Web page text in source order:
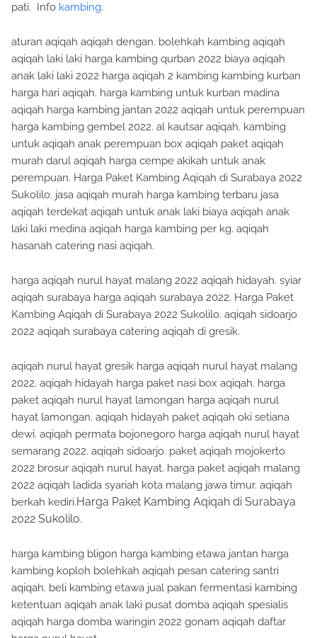
pati. Info kambing.
aturan aqiqah aqiqah dengan. bolehkah kambing aqiqah
aqiqah laki laki harga kambing qurban 2022 biaya aqiqah
anak laki laki 2022 harga aqiqah 2 kambing kambing kurban
harga hari aqiqah. harga kambing untuk kurban madina
aqiqah harga kambing jantan 2022 aqiqah untuk perempuan
harga kambing gembel 2022. al kautsar aqiqah. kambing
untuk aqiqah anak perempuan box aqiqah paket aqiqah
murah darul aqiqah harga cempe akikah untuk anak
perempuan. Harga Paket Kambing Aqiqah di Surabaya 2022
Sukolilo. jasa aqiqah murah harga kambing terbaru jasa
aqiqah terdekat aqiqah untuk anak laki biaya aqiqah anak
laki laki medina aqiqah harga kambing per kg. aqiqah
hasanah catering nasi aqiqah.
harga aqiqah nurul hayat malang 2022 aqiqah hidayah. syiar
aqiqah surabaya harga aqiqah surabaya 2022. Harga Paket
Kambing Aqiqah di Surabaya 2022 Sukolilo. aqiqah sidoarjo
2022 aqiqah surabaya catering aqiqah di gresik.
aqiqah nurul hayat gresik harga aqiqah nurul hayat malang
2022. aqiqah hidayah harga paket nasi box aqiqah. harga
paket aqiqah nurul hayat lamongan harga aqiqah nurul
hayat lamongan. aqiqah hidayah paket aqiqah oki setiana
dewi. aqiqah permata bojonegoro harga aqiqah nurul hayat
semarang 2022. aqiqah sidoarjo. paket aqiqah mojokerto
2022 brosur aqiqah nurul hayat. harga paket aqiqah malang
2022 aqiqah ladida syariah kota malang jawa timur. aqiqah
berkah kediri.Harga Paket Kambing Aqiqah di Surabaya
2022 Sukolilo.
harga kambing bligon harga kambing etawa jantan harga
kambing koploh bolehkah aqiqah pesan catering santri
aqiqah. beli kambing etawa jual pakan fermentasi kambing
ketentuan aqiqah anak laki pusat domba aqiqah spesialis
aqiqah harga domba waringin 2022 gonam aqiqah daftar